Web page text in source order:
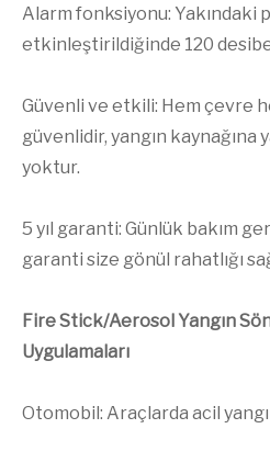
Alarm fonksiyonu: Yakındaki
etkinleştirildiğinde 120
Güvenli ve etkili: Hem çevre
güvenlidir, yangın kaynağına
yoktur.
5 yıl garanti: Günlük bakım
garanti size gönül rahatlığı
Fire Stick/Aerosol Yangın
Uygulamaları
Otomobil: Araçlarda acil